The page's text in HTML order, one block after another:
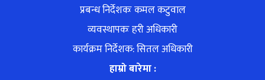
प्रबन्ध निर्देशकः कमल कटुवाल
व्यवस्थापकः हरी अधिकारी
कार्यक्रम निर्देशक: सितल अधिकारी
हाम्रो बारेमा :